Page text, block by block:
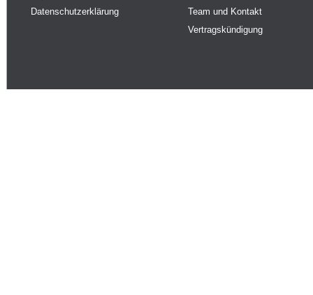
Datenschutzerklärung
Team und Kontakt
Vertragskündigung